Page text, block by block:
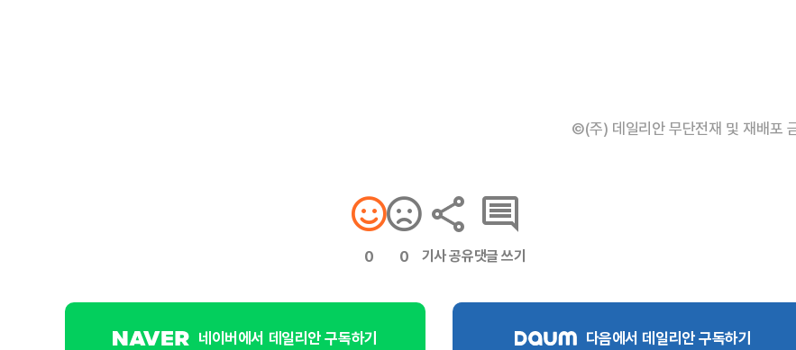
©(주) 데일리안 무단전재 및 재배포
0 0 기사 공유댓글 쓰기
네이버에서 데일리안 구독하기 다음에서 데일리안 구독하기